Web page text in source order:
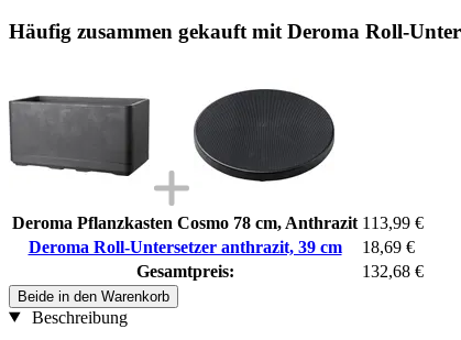
Häufig zusammen gekauft mit Deroma Roll-
Deroma Pflanzkasten Cosmo 78 cm, Anthrazit 113,99 €
Deroma Roll-Untersetzer anthrazit, 39 cm
18,69 €
Gesamtpreis:
132,68 €
Beide in den Warenkorb
Beschreibung